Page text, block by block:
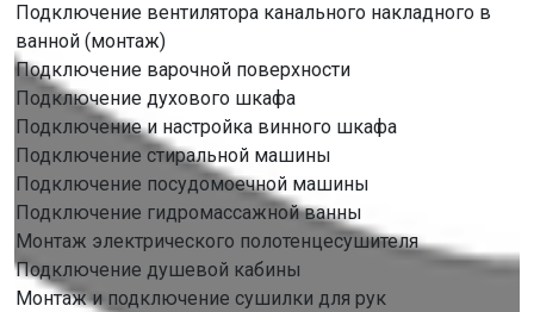
Подключение вентилятора канального накладного в
ванной (монтаж)
Подключение варочной поверхности
Подключение духового шкафа
Подключение и настройка винного шкафа
Подключение стиральной машины
Подключение посудомоечной машины
Подключение гидромассажной ванны
Монтаж электрического полотенцесушителя
Подключение душевой кабины
Монтаж и подключение сушилки для рук